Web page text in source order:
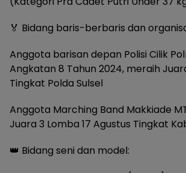
🏅 Bidang baris-berbaris dan
Anggota barisan depan Polisi Cilik
Angkatan 8 Tahun 2024, meraih
Tingkat Polda Sulsel
Anggota Marching Band Makkiade
Juara 3 Lomba 17 Agustus Tingkat
👑 Bidang seni dan model: